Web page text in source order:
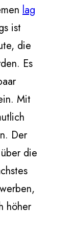
lag
ist
die
Es
Mit
Der
die
höher